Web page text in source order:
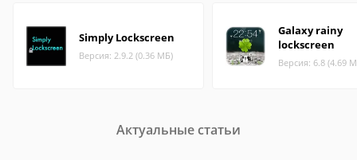
Simply Lockscreen
Версия: 2.9.2 (0.36 МБ)
Galaxy rainy
lockscreen
Версия: 6.8 (4.69
Актуальные статьи